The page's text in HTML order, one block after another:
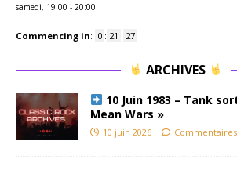
samedi, 19:00 - 20:00
Commencing in: 0 : 21 : 26
ARCHIVES
10 Juin 1983 – Tank
Mean Wars »
10 juin 2026